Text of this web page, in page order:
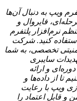
ویپ به دنبال آن‌ها
فایروال و
نرم‌افزار پلتفرم
کنید. شرکت
تخصصی، به شما
سایبری
و ارائه
تا از داده‌ها و
ویپ با رعایت
و قابل اعتماد را